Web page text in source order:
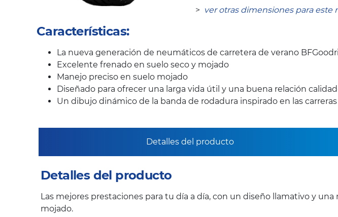
> ver otras dimensiones para este
Características:
La nueva generación de neumáticos de carretera de verano
Excelente frenado en suelo seco y mojado
Manejo preciso en suelo mojado
Diseñado para ofrecer una larga vida útil y una buena relación
Un dibujo dinámico de la banda de rodadura inspirado en las
Detalles del producto
Detalles del producto
Las mejores prestaciones para tu día a día, con un diseño llamativo y
mojado.